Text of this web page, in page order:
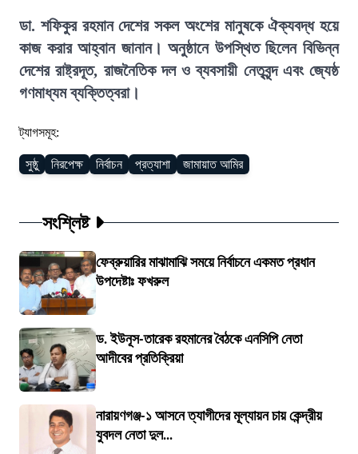
ডা. শফিকুর রহমান দেশের সকল অংশের মানুষকে ঐক্যবদ্ধ হয়ে
কাজ করার আহ্বান জানান। অনুষ্ঠানে উপস্থিত ছিলেন বিভিন্ন
দেশের রাষ্ট্রদূত, রাজনৈতিক দল ও ব্যবসায়ী নেতৃবৃন্দ এবং জ্যেষ্ঠ
গণমাধ্যম ব্যক্তিত্বরা।
ট্যাগসমূহ:
সুষ্ঠু নিরপেক্ষ নির্বাচন প্রত্যাশা জামায়াত আমির
সংশ্লিষ্ট
ফেব্রুয়ারির মাঝামাঝি সময়ে নির্বাচনে একমত প্রধান
উপদেষ্টাঃ ফখরুল
ড. ইউনূস-তারেক রহমানের বৈঠকে এনসিপি নেতা
আদীবের প্রতিক্রিয়া
নারায়ণগঞ্জ-১ আসনে ত্যাগীদের মূল্যায়ন চায় কেন্দ্রীয়
যুবদল নেতা দুল...